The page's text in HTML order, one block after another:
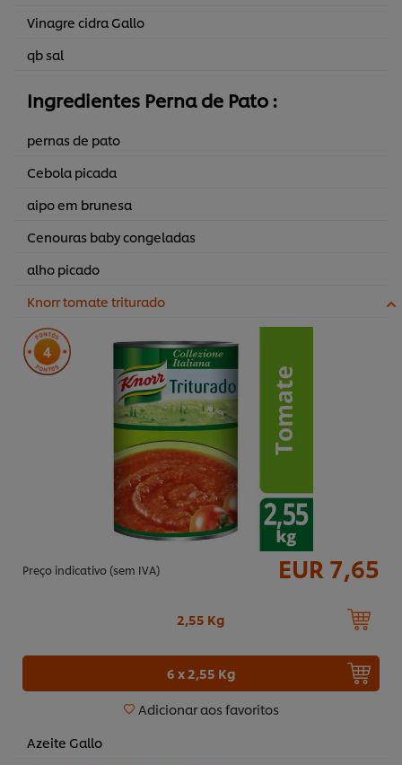
Vinagre cidra Gallo
qb sal
Ingredientes Perna de Pato :
pernas de pato
Cebola picada
aipo em brunesa
Cenouras baby congeladas
alho picado
Knorr tomate triturado
4
Preço indicativo (sem IVA) EUR 7,65
2,55 Kg
6 x 2,55 Kg
Adicionar aos favoritos
Azeite Gallo